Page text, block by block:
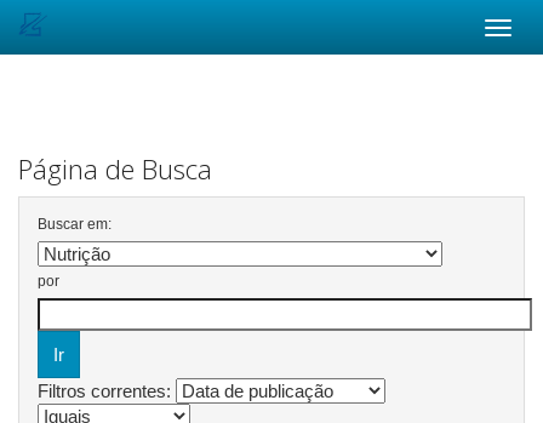
Página de Busca
Buscar em:
por
Filtros correntes: